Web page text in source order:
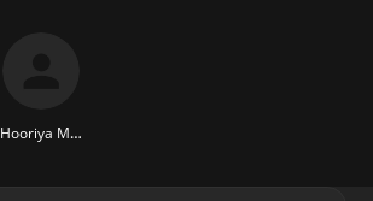
Hooriya Mirshekar